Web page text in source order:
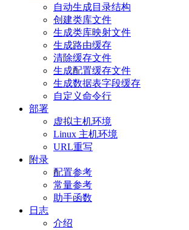
自动生成目录结构
创建类库文件
生成类库映射文件
生成路由缓存
清除缓存文件
生成配置缓存文件
生成数据表字段缓存
自定义命令行
部署
虚拟主机环境
Linux 主机环境
URL重写
附录
配置参考
常量参考
助手函数
日志
介绍